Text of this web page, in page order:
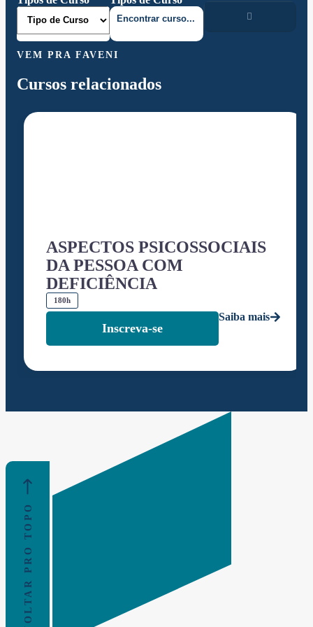
VEM PRA FAVENI
Cursos relacionados
ASPECTOS PSICOSSOCIAIS
DA PESSOA COM
DEFICIÊNCIA
180h
Inscreva-se
Saiba mais
VOLTAR PRO TOPO